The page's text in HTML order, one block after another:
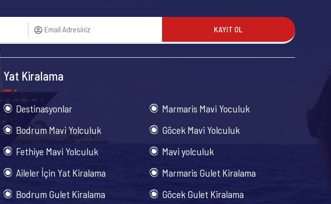
KAYIT OL
Yat Kiralama
Destinasyonlar
Marmaris Mavi Yoculuk
Bodrum Mavi Yolculuk
Göcek Mavi Yolculuk
Fethiye Mavi Yolculuk
Mavi yolculuk
Aileler İçin Yat Kiralama
Marmaris Gulet Kiralama
Bodrum Gulet Kiralama
Göcek Gulet Kiralama